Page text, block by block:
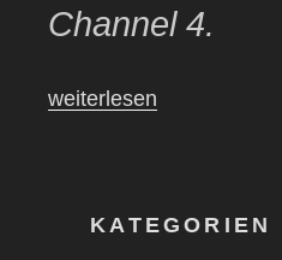
Channel 4.
„Die
Vorreiterrolle
weiterlesen
KATEGORIEN